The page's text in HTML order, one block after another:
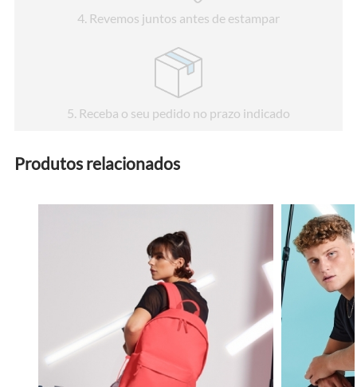
4. Revemos juntos antes de estampar
5 . Receba o seu pedido no prazo indicado
Produtos relacionados